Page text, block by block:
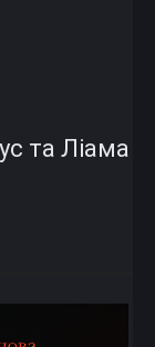
та Ліама